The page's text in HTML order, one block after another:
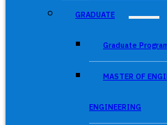
GRADUATE
Graduate
MASTER OF
ENGINEERING